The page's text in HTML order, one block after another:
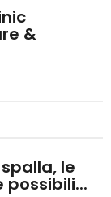
&
le